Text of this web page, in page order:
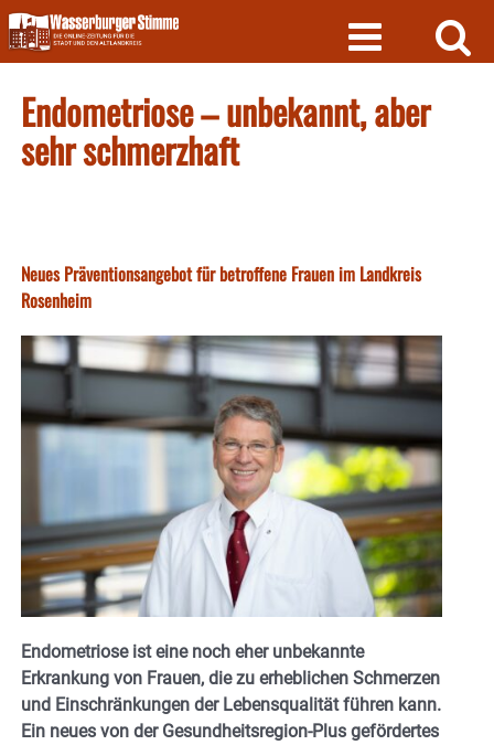
Skip
to
content
Endometriose – unbekannt, aber
sehr schmerzhaft
Neues Präventionsangebot für betroffene Frauen im Landkreis
Rosenheim
Endometriose ist eine noch eher unbekannte
Erkrankung von Frauen, die zu erheblichen Schmerzen
und Einschränkungen der Lebensqualität führen kann.
Ein neues von der Gesundheitsregion-Plus gefördertes